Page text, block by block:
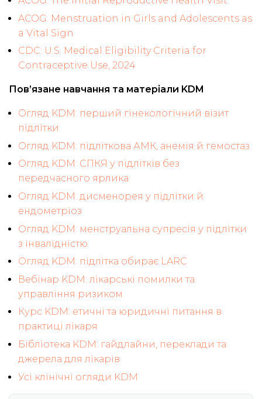
ACOG: Menstruation in Girls and Adolescents as
a Vital Sign
CDC: U.S. Medical Eligibility Criteria for
Contraceptive Use, 2024
Пов’язане навчання та матеріали KDM
Огляд KDM: перший гінекологічний візит
підлітки
Огляд KDM: підліткова АМК, анемія й гемостаз
Огляд KDM: СПКЯ у підлітків без
передчасного ярлика
Огляд KDM: дисменорея у підлітки й
ендометріоз
Огляд KDM: менструальна супресія у підлітки
з інвалідністю
Огляд KDM: підлітка обирає LARC
Вебінар KDM: лікарські помилки та
управління ризиком
Курс KDM: етичні та юридичні питання в
практиці лікаря
Бібліотека KDM: гайдлайни, переклади та
джерела для лікарів
Усі клінічні огляди KDM